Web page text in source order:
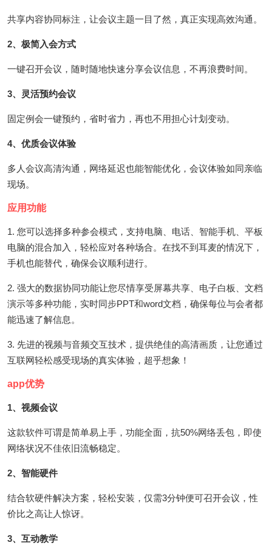
共享内容协同标注，让会议主题一目了然，真正实现高效沟通。
2、极简入会方式
一键召开会议，随时随地快速分享会议信息，不再浪费时间。
3、灵活预约会议
固定例会一键预约，省时省力，再也不用担心计划变动。
4、优质会议体验
多人会议高清沟通，网络延迟也能智能优化，会议体验如同亲临
现场。
应用功能
1. 您可以选择多种参会模式，支持电脑、电话、智能手机、平板
电脑的混合加入，轻松应对各种场合。在找不到耳麦的情况下，
手机也能替代，确保会议顺利进行。
2. 强大的数据协同功能让您尽情享受屏幕共享、电子白板、文档
演示等多种功能，实时同步PPT和word文档，确保每位与会者都
能迅速了解信息。
3. 先进的视频与音频交互技术，提供绝佳的高清画质，让您通过
互联网轻松感受现场的真实体验，超乎想象！
app优势
1、视频会议
这款软件可谓是简单易上手，功能全面，抗50%网络丢包，即使
网络状况不佳依旧流畅稳定。
2、智能硬件
结合软硬件解决方案，轻松安装，仅需3分钟便可召开会议，性
价比之高让人惊讶。
3、互动教学